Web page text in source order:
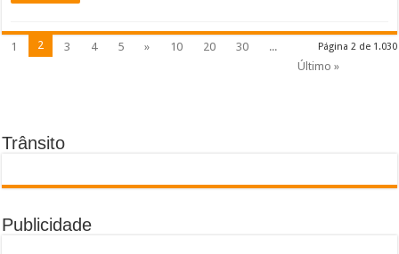
Página 2 de 1.030
1 2 3 4 5 » 10 20 30
...
Último »
Trânsito
Publicidade